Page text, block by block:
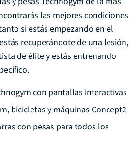
las mejores condiciones
si estás empezando en el
recuperándote de una lesión,
de élite y estás entrenando
con pantallas interactivas
bicicletas y máquinas Concept2
con pesas para todos los